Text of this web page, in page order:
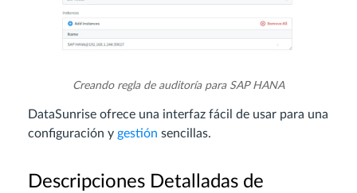
Creando regla de auditoría para SAP HANA
DataSunrise ofrece una interfaz fácil de usar para una
configuración y gestión sencillas.
Descripciones Detalladas de